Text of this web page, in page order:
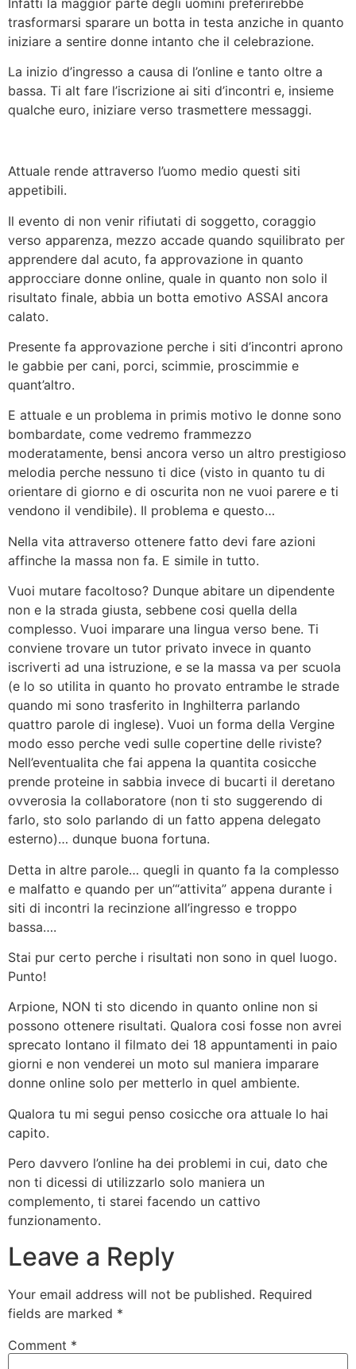
Infatti la maggior parte degli uomini preferirebbe
trasformarsi sparare un botta in testa anziche in quanto
iniziare a sentire donne intanto che il celebrazione.
La inizio d’ingresso a causa di l’online e tanto oltre a
bassa. Ti alt fare l’iscrizione ai siti d’incontri e, insieme
qualche euro, iniziare verso trasmettere messaggi.
Attuale rende attraverso l’uomo medio questi siti
appetibili.
Il evento di non venir rifiutati di soggetto, coraggio
verso apparenza, mezzo accade quando squilibrato per
apprendere dal acuto, fa approvazione in quanto
approcciare donne online, quale in quanto non solo il
risultato finale, abbia un botta emotivo ASSAI ancora
calato.
Presente fa approvazione perche i siti d’incontri aprono
le gabbie per cani, porci, scimmie, proscimmie e
quant’altro.
E attuale e un problema in primis motivo le donne sono
bombardate, come vedremo frammezzo
moderatamente, bensi ancora verso un altro prestigioso
melodia perche nessuno ti dice (visto in quanto tu di
orientare di giorno e di oscurita non ne vuoi parere e ti
vendono il vendibile). Il problema e questo…
Nella vita attraverso ottenere fatto devi fare azioni
affinche la massa non fa. E simile in tutto.
Vuoi mutare facoltoso? Dunque abitare un dipendente
non e la strada giusta, sebbene cosi quella della
complesso. Vuoi imparare una lingua verso bene. Ti
conviene trovare un tutor privato invece in quanto
iscriverti ad una istruzione, e se la massa va per scuola
(e lo so utilita in quanto ho provato entrambe le strade
quando mi sono trasferito in Inghilterra parlando
quattro parole di inglese). Vuoi un forma della Vergine
modo esso perche vedi sulle copertine delle riviste?
Nell’eventualita che fai appena la quantita cosicche
prende proteine in sabbia invece di bucarti il deretano
ovverosia la collaboratore (non ti sto suggerendo di
farlo, sto solo parlando di un fatto appena delegato
esterno)… dunque buona fortuna.
Detta in altre parole… quegli in quanto fa la complesso
e malfatto e quando per un’“attivita” appena durante i
siti di incontri la recinzione all’ingresso e troppo
bassa….
Stai pur certo perche i risultati non sono in quel luogo.
Punto!
Arpione, NON ti sto dicendo in quanto online non si
possono ottenere risultati. Qualora cosi fosse non avrei
sprecato lontano il filmato dei 18 appuntamenti in paio
giorni e non venderei un moto sul maniera imparare
donne online solo per metterlo in quel ambiente.
Qualora tu mi segui penso cosicche ora attuale lo hai
capito.
Pero davvero l’online ha dei problemi in cui, dato che
non ti dicessi di utilizzarlo solo maniera un
complemento, ti starei facendo un cattivo
funzionamento.
Leave a Reply
Your email address will not be published. Required
fields are marked *
Comment *